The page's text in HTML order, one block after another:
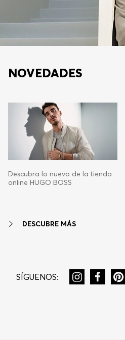
NOVEDADES
Descubra lo nuevo de la tienda
online HUGO BOSS
DESCUBRE MÁS
SÍGUENOS: